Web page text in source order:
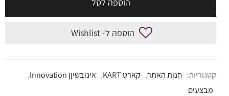
הוספה לסל
הוספה ל- Wishlist
קטגוריות: חנות האתר, קארט KART , אינובשיןן Innovation
,
מבצעים